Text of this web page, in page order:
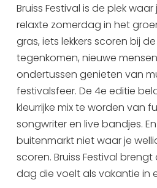
Citygame Escapegame Sneek
De leukste routes
Interactieve plattegrond van
Winkelen in Sneek
Bootverhuur
Bruiss Festival is de plek
relaxte zomerdag in het
gras, iets lekkers scoren bij
tegenkomen, nieuwe
ondertussen genieten van
festivalsfeer. De 4e editie
kleurrijke mix te worden van
songwriter en live bandjes.
buitenmarkt niet waar je
scoren. Bruiss Festival
dag die voelt als vakantie in